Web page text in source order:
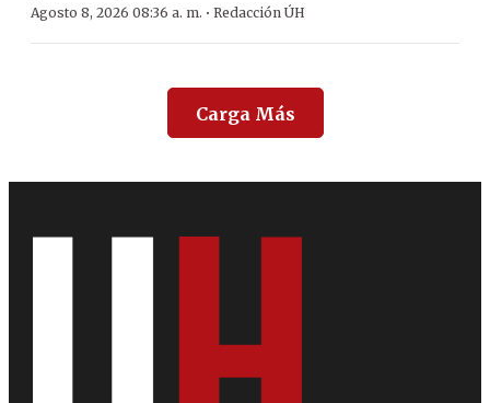
Agosto 8, 2026 08:36 a. m. · Redacción ÚH
Carga Más